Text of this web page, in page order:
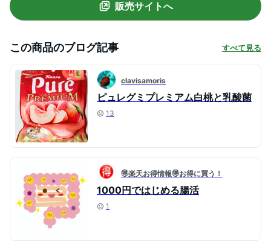
販売サイトへ
この商品のブログ記事 すべて見る
clavisamoris
ピュレグミプレミアム白桃と乳酸菌
13
🉐楽天お得情報🉐お得に買う！
1000円ではじめる腸活
1